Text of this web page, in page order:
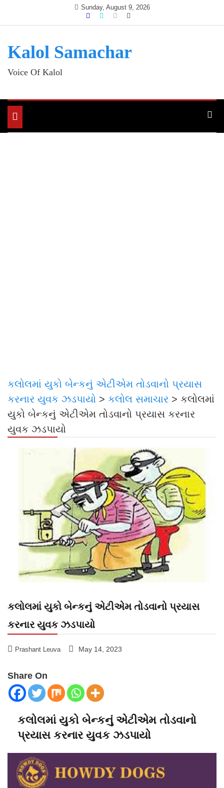
Sunday, August 9, 2026
Kalol Samachar
Voice Of Kalol
Toggle
navigation
કલોલમાં યુકો બેન્કનું એટીએમ તોડવાનો પ્રયાસ
કરનાર યુવક ઝડપાયો > કલોલ સમાચાર > કલોલમાં
યુકો બેન્કનું એટીએમ તોડવાનો પ્રયાસ કરનાર
યુવક ઝડપાયો
કલોલમાં યુકો બેન્કનું એટીએમ તોડવાનો પ્રયાસ
કરનાર યુવક ઝડપાયો
Prashant Leuva May 14, 2023
Share On
કલોલમાં યુકો બેન્કનું એટીએમ તોડવાનો
પ્રયાસ કરનાર યુવક ઝડપાયો